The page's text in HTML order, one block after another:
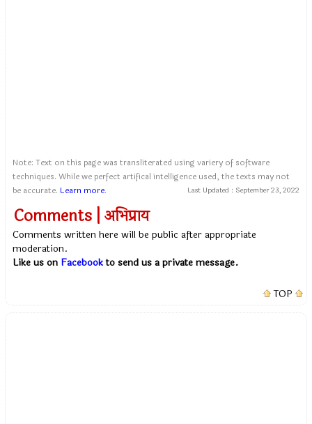
Note: Text on this page was transliterated using variery of software
techniques. While we perfect artifical intelligence used, the texts may not
be accurate. Learn more. Last Updated : September 23, 2022
Comments | अभिप्राय
Comments written here will be public after appropriate
moderation.
Like us on Facebookto send us a private message.
TOP